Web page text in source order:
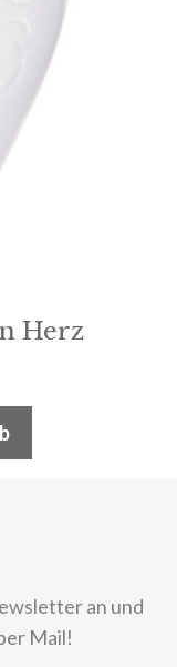
Herz
an und
Mail!